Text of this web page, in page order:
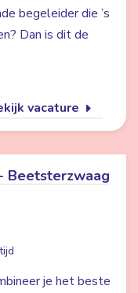
begeleider die ’s
Dan is dit de
vacature
Beetsterzwaag
je het beste